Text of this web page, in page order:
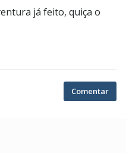
já feito, quiça o
Comentar